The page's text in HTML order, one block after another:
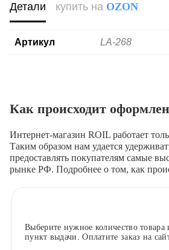
Детали купить на OZON
Артикул LA-268
Как происходит
Интернет-магазин ROIL работает
Таким образом нам удается
предоставлять покупателям самые
рынке РФ. Подробнее о том, как
Выберите нужное количество
пункт выдачи. Оплатите заказ на